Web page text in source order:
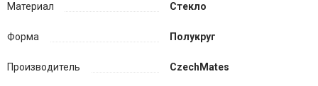
Материал Стекло
Форма Полукруг
Производитель CzechMates